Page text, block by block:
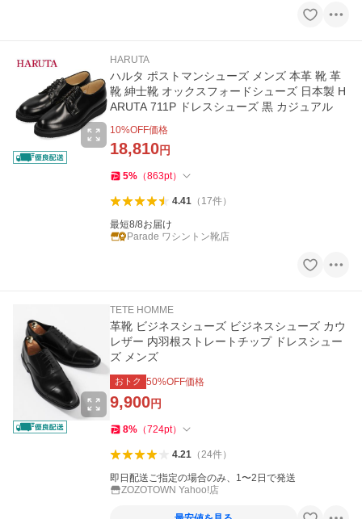
HARUTA
ハルタ ポストマンシューズ メンズ 本革 靴 革
靴 紳士靴 オックスフォードシューズ 日本製 H
ARUTA 711P ドレスシューズ 黒 カジュアル
10%OFF価格
18,810円
5% （863pt）
4.41（ 17件）
最短8/8お届け
Parade ワシントン靴店
TETE HOMME
革靴 ビジネスシューズ ビジネスシューズ カウ
レザー 内羽根ストレートチップ ドレスシュー
ズ メンズ
おトク 50%OFF価格
9,900円
8% （724pt）
4.21（24件）
即日配送ご指定の場合のみ、1〜2日で発送
ZOZOTOWN Yahoo!店